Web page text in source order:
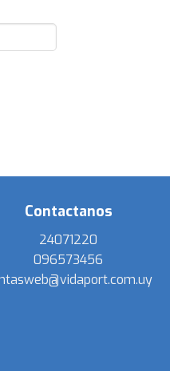
Contactanos
24071220
096573456